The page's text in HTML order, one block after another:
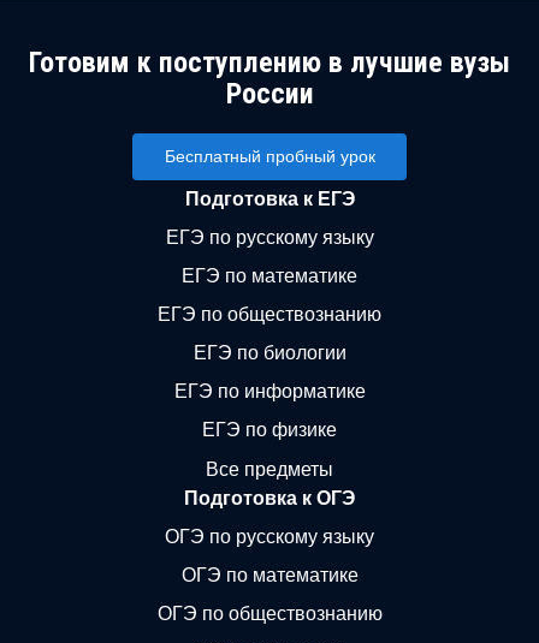
Готовим к поступлению в лучшие вузы
России
Бесплатный пробный урок
Подготовка к ЕГЭ
ЕГЭ по русскому языку
ЕГЭ по математике
ЕГЭ по обществознанию
ЕГЭ по биологии
ЕГЭ по информатике
ЕГЭ по физике
Все предметы
Подготовка к ОГЭ
ОГЭ по русскому языку
ОГЭ по математике
ОГЭ по обществознанию